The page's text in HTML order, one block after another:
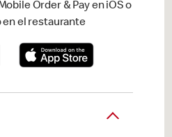
Order & Pay en iOS o
en el restaurante